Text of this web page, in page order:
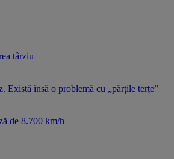
târziu
Există însă o problemă cu „părțile terțe”
de 8.700 km/h